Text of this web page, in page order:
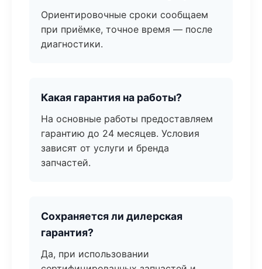
Ориентировочные сроки сообщаем
при приёмке, точное время — после
диагностики.
Какая гарантия на работы?
На основные работы предоставляем
гарантию до 24 месяцев. Условия
зависят от услуги и бренда
запчастей.
Сохраняется ли дилерская
гарантия?
Да, при использовании